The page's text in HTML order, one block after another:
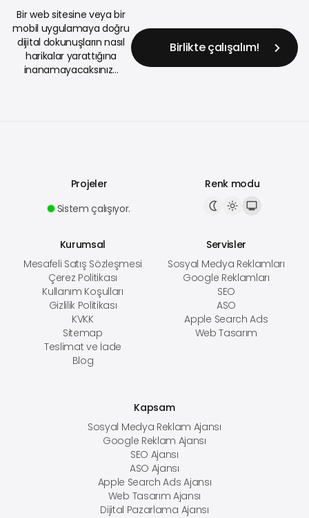
Bir web sitesine veya bir
mobil uygulamaya doğru
dijital dokunuşların nasıl
harikalar yarattığına
inanamayacaksınız...
Birlikte çalışalım!
Projeler
Sistem çalışıyor.
Renk modu
Kurumsal
Mesafeli Satış Sözleşmesi
Çerez Politikası
Kullanım Koşulları
Gizlilik Politikası
KVKK
Sitemap
Teslimat ve İade
Blog
Servisler
Sosyal Medya Reklamları
Google Reklamları
SEO
ASO
Apple Search Ads
Web Tasarım
Kapsam
Sosyal Medya Reklam Ajansı
Google Reklam Ajansı
SEO Ajansı
ASO Ajansı
Apple Search Ads Ajansı
Web Tasarım Ajansı
Dijital Pazarlama Ajansı